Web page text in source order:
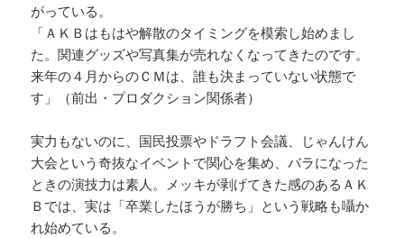
がっている。
「ＡＫＢはもはや解散のタイミングを模索し始めまし
た。関連グッズや写真集が売れなくなってきたのです。
来年の４月からのＣＭは、誰も決まっていない状態で
す」（前出・プロダクション関係者）
実力もないのに、国民投票やドラフト会議、じゃんけん
大会という奇抜なイベントで関心を集め、バラになった
ときの演技力は素人。メッキが剥げてきた感のあるＡＫ
Ｂでは、実は「卒業したほうが勝ち」という戦略も囁か
れ始めている。